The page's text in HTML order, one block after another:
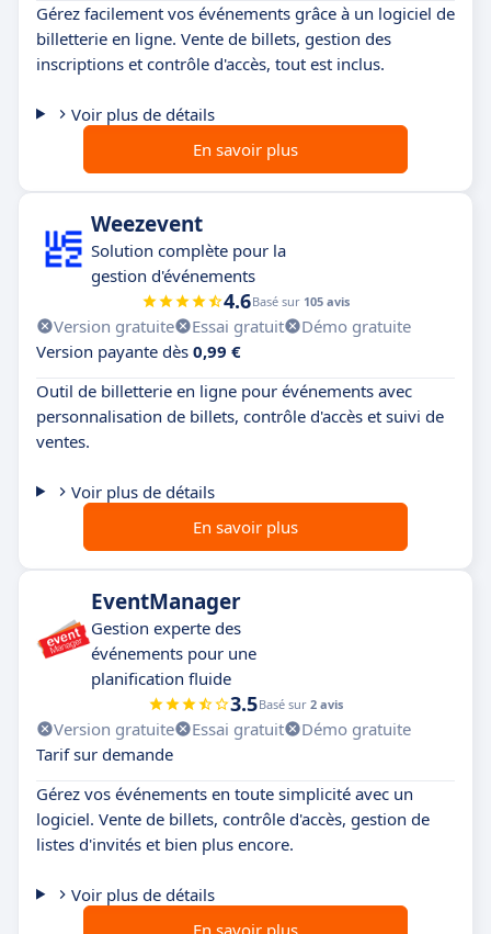
Gérez facilement vos événements grâce à un logiciel de
billetterie en ligne. Vente de billets, gestion des
inscriptions et contrôle d'accès, tout est inclus.
Voir plus de détails
En savoir plus
Weezevent
Solution complète pour la
gestion d'événements
4.6Basé sur 105 avis
Version gratuite Essai gratuit
Démo gratuite
Version payante dès 0,99 €
Outil de billetterie en ligne pour événements avec
personnalisation de billets, contrôle d'accès et suivi de
ventes.
Voir plus de détails
En savoir plus
EventManager
Gestion experte des
événements pour une
planification fluide
3.5Basé sur 2 avis
Version gratuite Essai gratuit
Démo gratuite
Tarif sur demande
Gérez vos événements en toute simplicité avec un
logiciel. Vente de billets, contrôle d'accès, gestion de
listes d'invités et bien plus encore.
Voir plus de détails
En savoir plus